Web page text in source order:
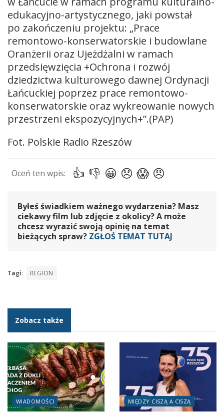
edukacyjno-artystycznego, jaki powstał
po zakończeniu projektu: „Prace
remontowo-konserwatorskie i budowlane
Oranżerii oraz Ujeżdżalni w ramach
przedsięwzięcia +Ochrona i rozwój
dziedzictwa kulturowego dawnej Ordynacji
Łańcuckiej poprzez prace remontowo-
konserwatorskie oraz wykreowanie nowych
przestrzeni ekspozycyjnych+”.(PAP)
Fot. Polskie Radio Rzeszów
Byłeś świadkiem ważnego wydarzenia? Masz
ciekawy film lub zdjęcie z okolicy? A może
chcesz wyrazić swoją opinię na temat
bieżących spraw? ZGŁOŚ TEMAT TUTAJ
Tagi: REGION
Zobacz także
WIADOMOŚCI MIĘDZY CISZĄ A CISZĄ